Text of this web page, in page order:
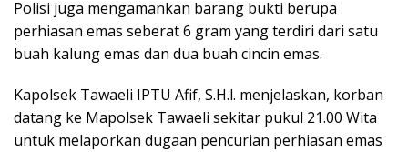
Polisi juga mengamankan barang bukti berupa
perhiasan emas seberat 6 gram yang terdiri dari satu
buah kalung emas dan dua buah cincin emas.
Kapolsek Tawaeli IPTU Afif, S.H.l. menjelaskan, korban
datang ke Mapolsek Tawaeli sekitar pukul 21.00 Wita
untuk melaporkan dugaan pencurian perhiasan emas